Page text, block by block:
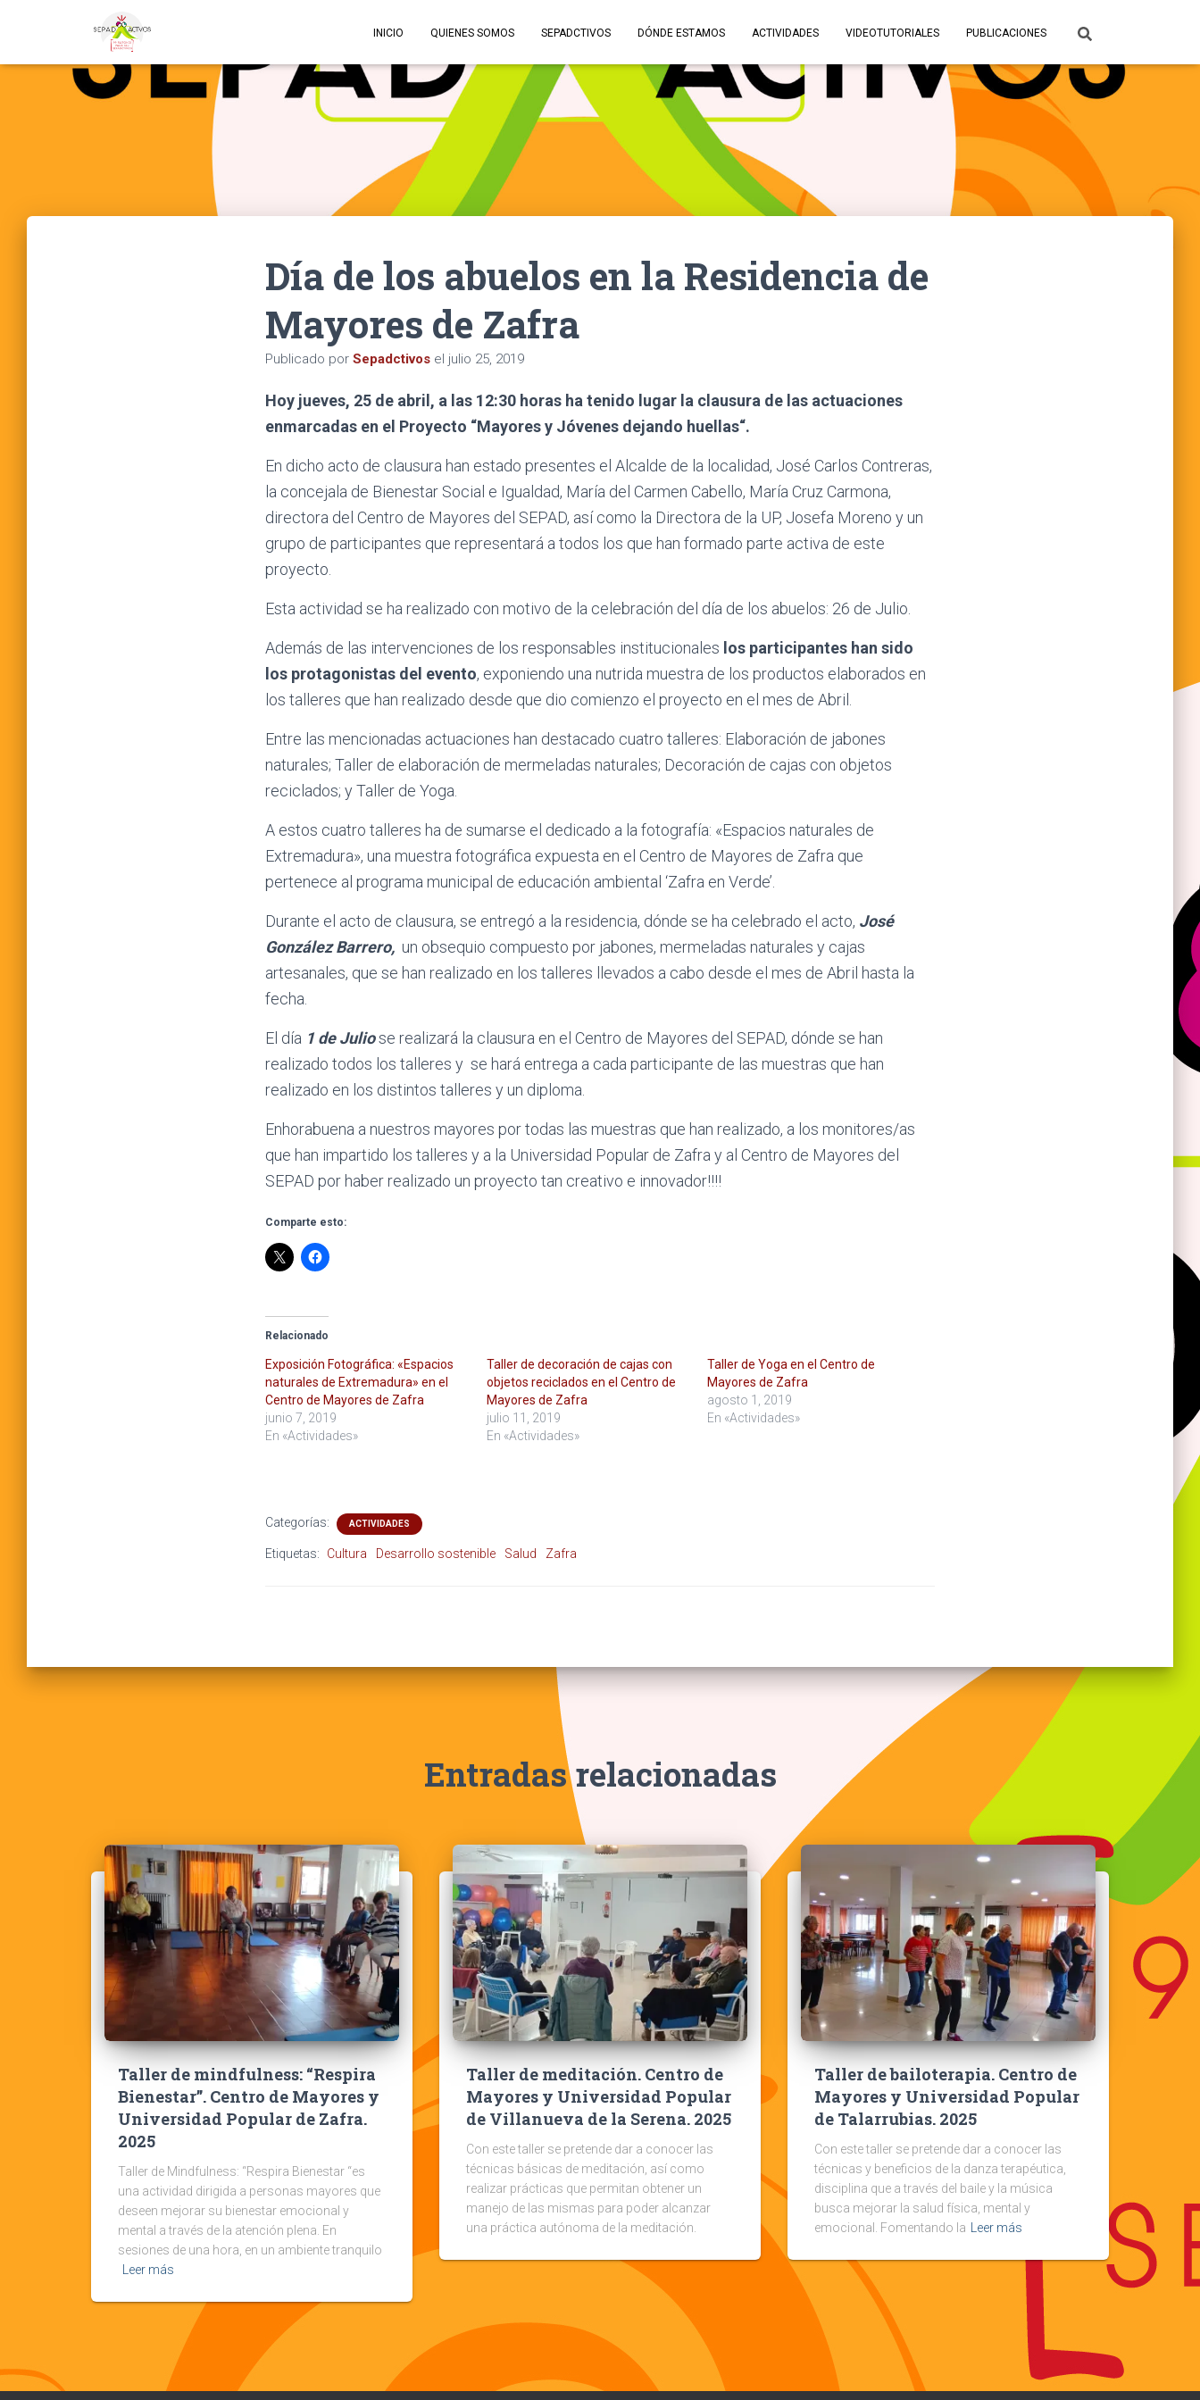
INICIO QUIENES SOMOS SEPADCTIVOS DÓNDE ESTAMOS ACTIVIDADES VIDEOTUTORIALES PUBLICACIONES
Día de los abuelos en la Residencia de
Mayores de Zafra
Publicado por Sepadctivos el julio 25, 2019
Hoy jueves, 25 de abril, a las 12:30 horas ha tenido lugar la clausura de las actuaciones
enmarcadas en el Proyecto “Mayores y Jóvenes dejando huellas“.
En dicho acto de clausura han estado presentes el Alcalde de la localidad, José Carlos Contreras,
la concejala de Bienestar Social e Igualdad, María del Carmen Cabello, María Cruz Carmona,
directora del Centro de Mayores del SEPAD, así como la Directora de la UP, Josefa Moreno y un
grupo de participantes que representará a todos los que han formado parte activa de este
proyecto.
Esta actividad se ha realizado con motivo de la celebración del día de los abuelos: 26 de Julio.
Además de las intervenciones de los responsables institucionales los participantes han sido
los protagonistas del evento, exponiendo una nutrida muestra de los productos elaborados en
los talleres que han realizado desde que dio comienzo el proyecto en el mes de Abril.
Entre las mencionadas actuaciones han destacado cuatro talleres: Elaboración de jabones
naturales; Taller de elaboración de mermeladas naturales; Decoración de cajas con objetos
reciclados; y Taller de Yoga.
A estos cuatro talleres ha de sumarse el dedicado a la fotografía: «Espacios naturales de
Extremadura», una muestra fotográfica expuesta en el Centro de Mayores de Zafra que
pertenece al programa municipal de educación ambiental ‘Zafra en Verde’.
Durante el acto de clausura, se entregó a la residencia, dónde se ha celebrado el acto, José
González Barrero, un obsequio compuesto por jabones, mermeladas naturales y cajas
artesanales, que se han realizado en los talleres llevados a cabo desde el mes de Abril hasta la
fecha.
El día 1 de Juliose realizará la clausura en el Centro de Mayores del SEPAD, dónde se han
realizado todos los talleres y se hará entrega a cada participante de las muestras que han
realizado en los distintos talleres y un diploma.
Enhorabuena a nuestros mayores por todas las muestras que han realizado, a los monitores/as
que han impartido los talleres y a la Universidad Popular de Zafra y al Centro de Mayores del
SEPAD por haber realizado un proyecto tan creativo e innovador!!!!
Comparte esto:
Relacionado
Exposición Fotográfica: «Espacios
naturales de Extremadura» en el
Centro de Mayores de Zafra
junio 7, 2019
En «Actividades»
Taller de decoración de cajas con
objetos reciclados en el Centro de
Mayores de Zafra
julio 11, 2019
En «Actividades»
Taller de Yoga en el Centro de
Mayores de Zafra
agosto 1, 2019
En «Actividades»
Categorías: ACTIVIDADES
Etiquetas: Cultura Desarrollo sostenible Salud Zafra
Entradas relacionadas
Taller de mindfulness: “Respira
Bienestar”. Centro de Mayores y
Universidad Popular de Zafra.
2025
Taller de Mindfulness: “Respira Bienestar “es
una actividad dirigida a personas mayores que
deseen mejorar su bienestar emocional y
mental a través de la atención plena. En
sesiones de una hora, en un ambiente tranquilo
Leer más
Taller de meditación. Centro de
Mayores y Universidad Popular
de Villanueva de la Serena. 2025
Con este taller se pretende dar a conocer las
técnicas básicas de meditación, así como
realizar prácticas que permitan obtener un
manejo de las mismas para poder alcanzar
una práctica autónoma de la meditación.
Taller de bailoterapia. Centro de
Mayores y Universidad Popular
de Talarrubias. 2025
Con este taller se pretende dar a conocer las
técnicas y beneficios de la danza terapéutica,
disciplina que a través del baile y la música
busca mejorar la salud física, mental y
emocional. Fomentando la
Leer más